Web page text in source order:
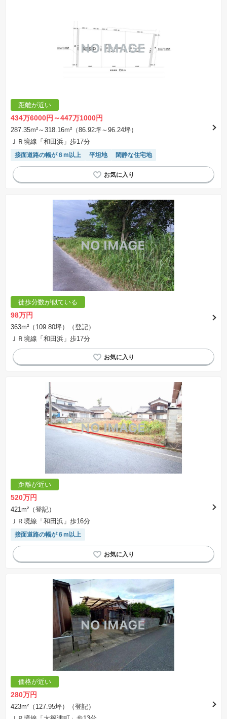
負会社によるもので、当該建築請負会社以外で建てた場合、同様のものが同価格で建てられる
とは限りません。また建築請負会社を特定するものではありません。
※建築条件付き土地とは、その土地に建築する建物の建築請負契約が、一定期間内に成立する
ことを条件として売買される土地のことをいいます。建築請負契約成立に向けて設計プランを
協議するため、土地購入者が自己の希望する建物の設計協議をするために必要な相当の期間の
交渉期間が設定され、その期間内で希望を満たすプランが実現できたかどうかにより結論を出
します。なお、この期間は概ね3ヶ月程度とされています。納得のいくプランが出来ず、建築請
※「本体価格」とは、課税対象物件においては「消費税を除いた建物価格」と「土地価格」の
合計額を指します。
表示されておりません。
※取引にかかる費用：物件の契約手続き、決済、引き渡し時にかかる費用を表示しています。
不動産会社によって表記有無が異なるため、ご自身で十分な確認をしていただくようにお願い
いたします。
場合があります。
距離が近い
434万6000円～447万1000円
287.35m²～318.16m²（86.92坪～96.24坪）
ＪＲ境線「和田浜」歩17分
接面道路の幅が６m以上 平坦地 閑静な住宅地
徒歩分数が似ている
98万円
363m²（109.80坪）（登記）
ＪＲ境線「和田浜」歩17分
距離が近い
520万円
421m²（登記）
ＪＲ境線「和田浜」歩16分
接面道路の幅が６m以上
価格が近い
280万円
423m²（127.95坪）（登記）